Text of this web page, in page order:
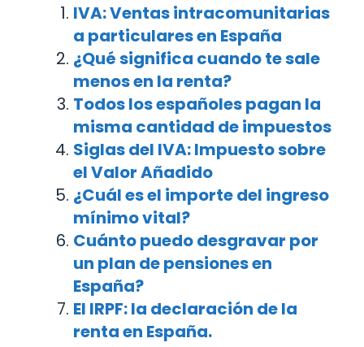
IVA: Ventas intracomunitarias
a particulares en España
¿Qué significa cuando te sale
menos en la renta?
Todos los españoles pagan la
misma cantidad de impuestos
Siglas del IVA: Impuesto sobre
el Valor Añadido
¿Cuál es el importe del ingreso
mínimo vital?
Cuánto puedo desgravar por
un plan de pensiones en
España?
El IRPF: la declaración de la
renta en España.